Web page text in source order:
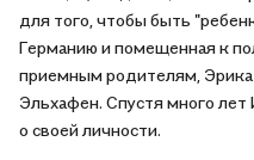
для того, чтобы быть
Германию и помещенная к
приемным родителям,
Эльхафен. Спустя много лет
о своей личности.